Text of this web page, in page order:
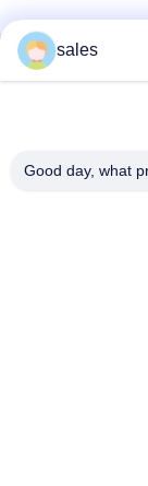
Liên lạc
Phòng 1301,
sales
Good day, what